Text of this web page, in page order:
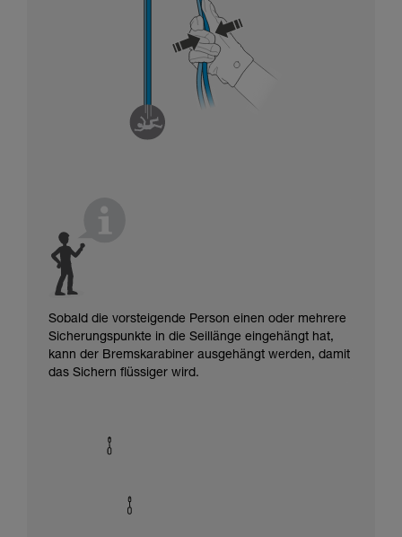
Sobald die vorsteigende Person einen oder mehrere
Sicherungspunkte in die Seillänge eingehängt hat,
kann der Bremskarabiner ausgehängt werden, damit
das Sichern flüssiger wird.